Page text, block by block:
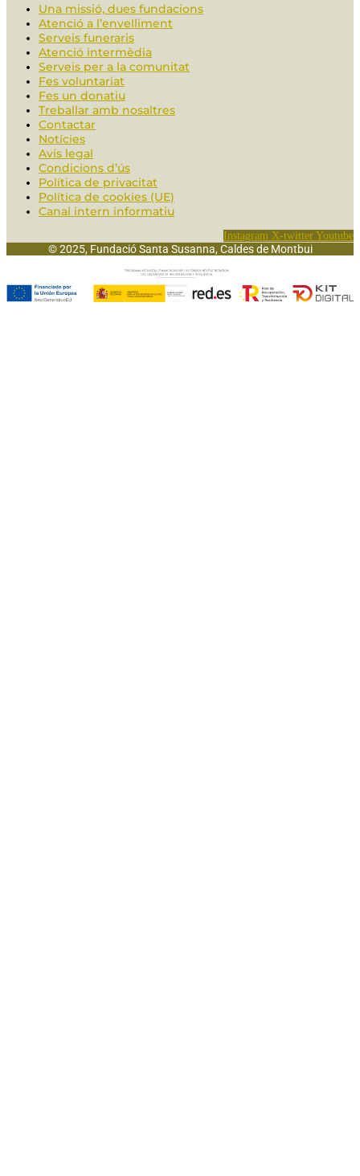
Una missió, dues fundacions
Atenció a l’envelliment
Serveis funeraris
Atenció intermèdia
Serveis per a la comunitat
Fes voluntariat
Fes un donatiu
Treballar amb nosaltres
Contactar
Notícies
Avís legal
Condicions d’ús
Política de privacitat
Política de cookies (UE)
Canal intern informatiu
Instagram X-twitter Youtube
© 2025, Fundació Santa Susanna, Caldes de Montbui